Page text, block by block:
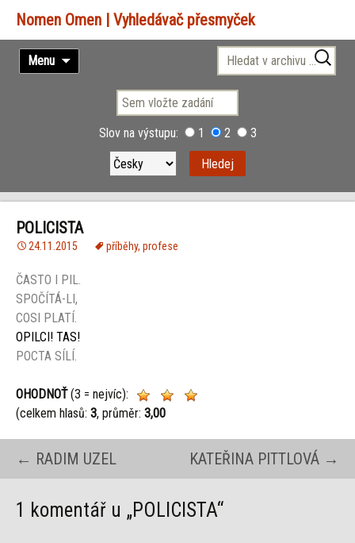
Vyhledávač přesmyček
Menu
Přejít
k
Vyhledávání
Slov na výstupu: 1 2 3
POLICISTA
24.11.2015 příběhy, profese
ČASTO I PIL.
SPOČÍTÁ-LI,
COSI PLATÍ.
OPILCI! TAS!
POCTA SÍLÍ.
OHODNOŤ(3 = nejvíc):
(celkem hlasů: 3, průměr: 3,00
Navigace
pro
← RADIM UZEL KATEŘINA PITTLOVÁ →
1 komentář u „POLICISTA“